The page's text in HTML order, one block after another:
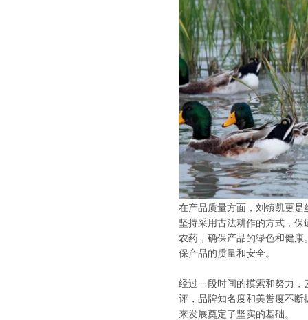
在产品质量方面，刘镇凯更
坚持采用古法耕作的方式，
农药，确保产品的绿色和健
保产品的质量和安全。
经过一段时间的摸索和努力
评，品牌知名度和美誉度不
来发展奠定了坚实的基础。